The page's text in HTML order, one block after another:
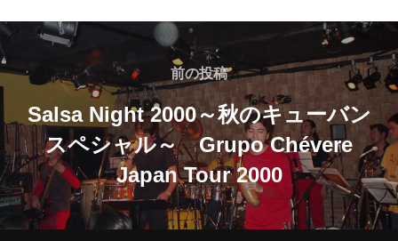
投
稿
ナ
ビ
ゲ
ー
前
の
投
稿
前の投稿
Salsa Night 2000～秋のキューバン
スペシャル～ Grupo Chévere
Japan Tour 2000